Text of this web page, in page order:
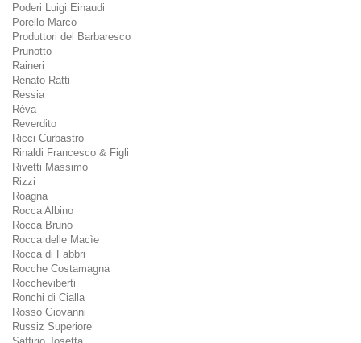
Poderi Luigi Einaudi
Porello Marco
Produttori del Barbaresco
Prunotto
Raineri
Renato Ratti
Ressia
Réva
Reverdito
Ricci Curbastro
Rinaldi Francesco & Figli
Rivetti Massimo
Rizzi
Roagna
Rocca Albino
Rocca Bruno
Rocca delle Macìe
Rocca di Fabbri
Rocche Costamagna
Roccheviberti
Ronchi di Cialla
Rosso Giovanni
Russiz Superiore